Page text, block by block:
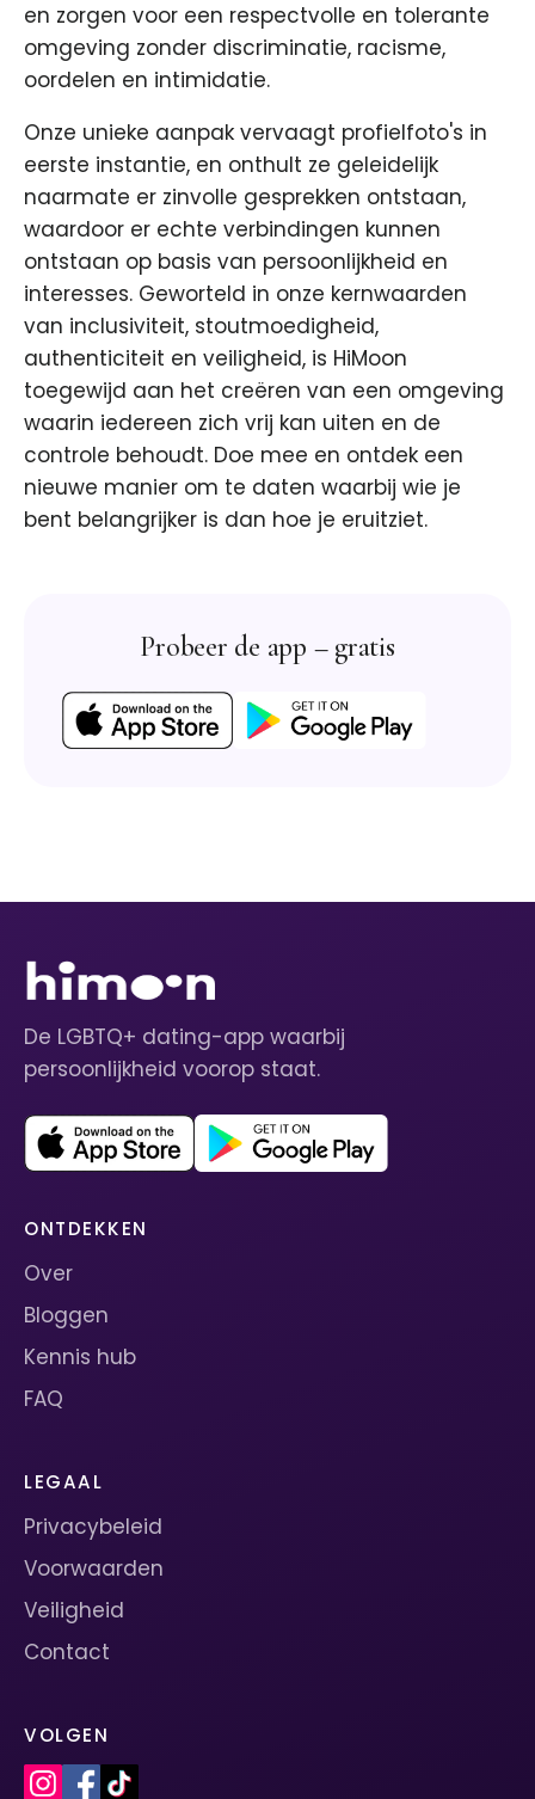
en zorgen voor een respectvolle en tolerante
omgeving zonder discriminatie, racisme,
oordelen en intimidatie.
Onze unieke aanpak vervaagt profielfoto's in
eerste instantie, en onthult ze geleidelijk
naarmate er zinvolle gesprekken ontstaan,
waardoor er echte verbindingen kunnen
ontstaan op basis van persoonlijkheid en
interesses. Geworteld in onze kernwaarden
van inclusiviteit, stoutmoedigheid,
authenticiteit en veiligheid, is HiMoon
toegewijd aan het creëren van een omgeving
waarin iedereen zich vrij kan uiten en de
controle behoudt. Doe mee en ontdek een
nieuwe manier om te daten waarbij wie je
bent belangrijker is dan hoe je eruitziet.
Probeer de app – gratis
De LGBTQ+ dating-app waarbij
persoonlijkheid voorop staat.
ONTDEKKEN
Over
Bloggen
Kennis hub
FAQ
LEGAAL
Privacybeleid
Voorwaarden
Veiligheid
Contact
VOLGEN